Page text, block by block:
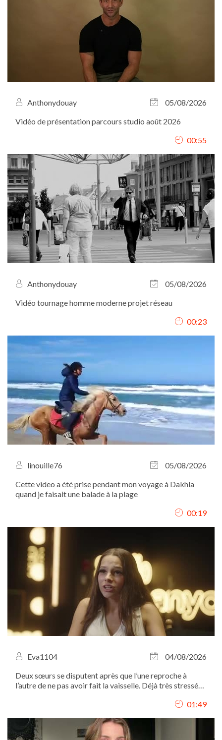
Anthonydouay
05/08/2026
Vidéo de présentation parcours studio août 2026
00:55
Anthonydouay
05/08/2026
Vidéo tournage homme moderne projet réseau
00:23
linouille76
05/08/2026
Cette video a été prise pendant mon voyage à Dakhla
quand je faisait une balade à la plage
00:19
Eva1104
04/08/2026
Deux sœurs se disputent après que l’une reproche à
l’autre de ne pas avoir fait la vaisselle. Déjà très stressée
01:49